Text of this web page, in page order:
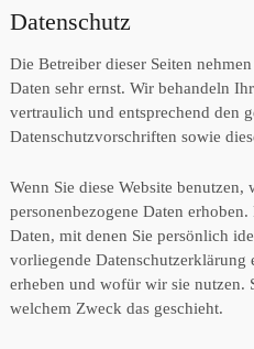
Datenschutz
Die Betreiber dieser Seiten
Daten sehr ernst. Wir behandeln
vertraulich und entsprechend den
Datenschutzvorschriften sowie
Wenn Sie diese Website benutzen,
personenbezogene Daten
Daten, mit denen Sie persönlich
vorliegende Datenschutzerklärung
erheben und wofür wir sie nutzen.
welchem Zweck das geschieht.